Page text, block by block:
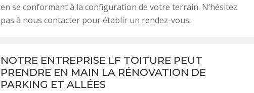
en se conformant à la configuration de votre terrain. N’hésitez
pas à nous contacter pour établir un rendez-vous.
NOTRE ENTREPRISE LF TOITURE PEUT
PRENDRE EN MAIN LA RÉNOVATION DE
PARKING ET ALLÉES